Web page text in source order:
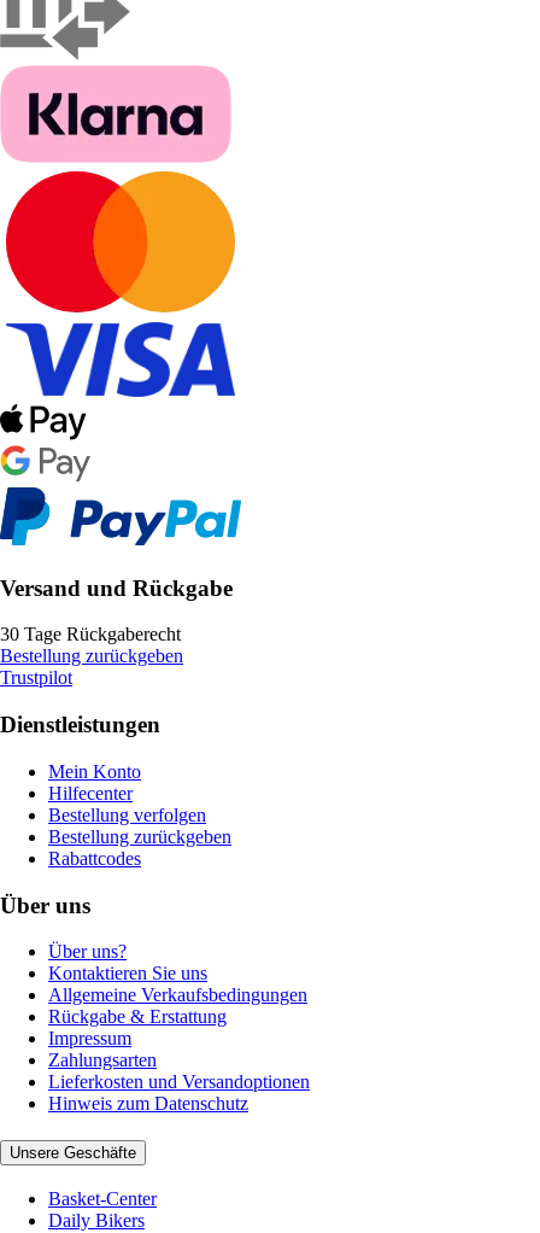
Versand und Rückgabe
30 Tage Rückgaberecht
Bestellung zurückgeben
Trustpilot
Dienstleistungen
Mein Konto
Hilfecenter
Bestellung verfolgen
Bestellung zurückgeben
Rabattcodes
Über uns
Über uns?
Kontaktieren Sie uns
Allgemeine Verkaufsbedingungen
Rückgabe & Erstattung
Impressum
Zahlungsarten
Lieferkosten und Versandoptionen
Hinweis zum Datenschutz
Unsere Geschäfte
Basket-Center
Daily Bikers